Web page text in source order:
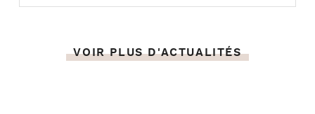
VOIR PLUS D'ACTUALITÉS